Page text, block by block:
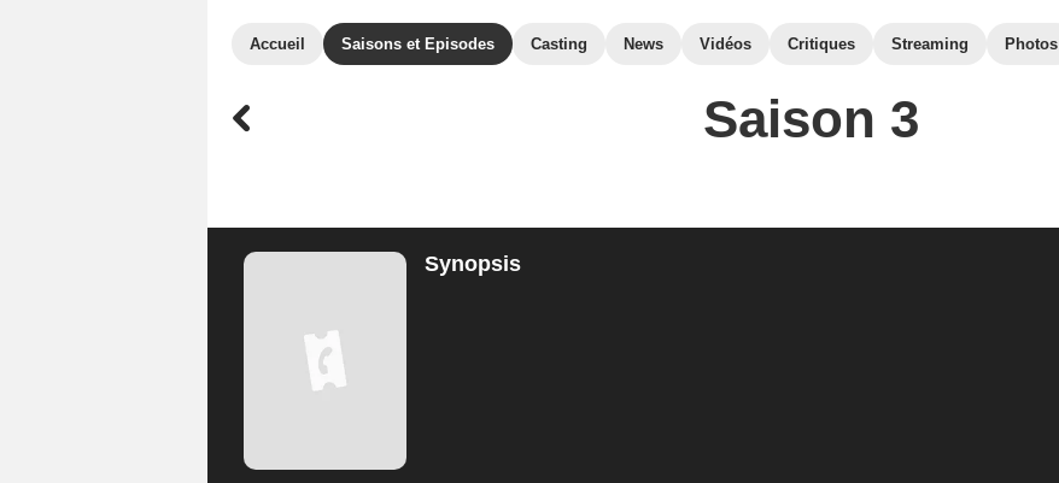
Accueil Saisons et Episodes Casting News Vidéos Critiques Streaming Photos
Saison 3
Synopsis